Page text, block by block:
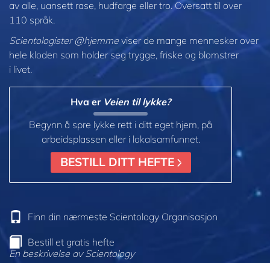
av alle, uansett rase, hudfarge eller tro. Oversatt til over
110 språk.
Scientologister @hjemme viser de mange mennesker over
hele kloden som holder seg trygge, friske og blomstrer
i livet.
Hva er Veien til lykke?
Begynn å spre lykke rett i ditt eget hjem, på
arbeidsplassen eller i lokalsamfunnet.
BESTILL DITT HEFTE
Finn din nærmeste Scientology Organisasjon
Bestill et gratis hefte
En beskrivelse av Scientology